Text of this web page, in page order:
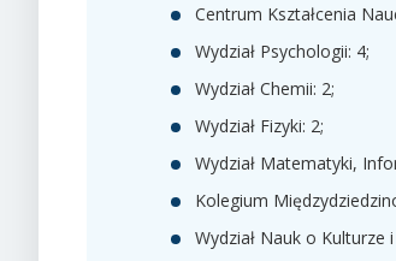
Centrum Kształcenia
Wydział Psychologii: 4;
Wydział Chemii: 2;
Wydział Fizyki: 2;
Wydział Matematyki,
Kolegium
Wydział Nauk o Kulturze